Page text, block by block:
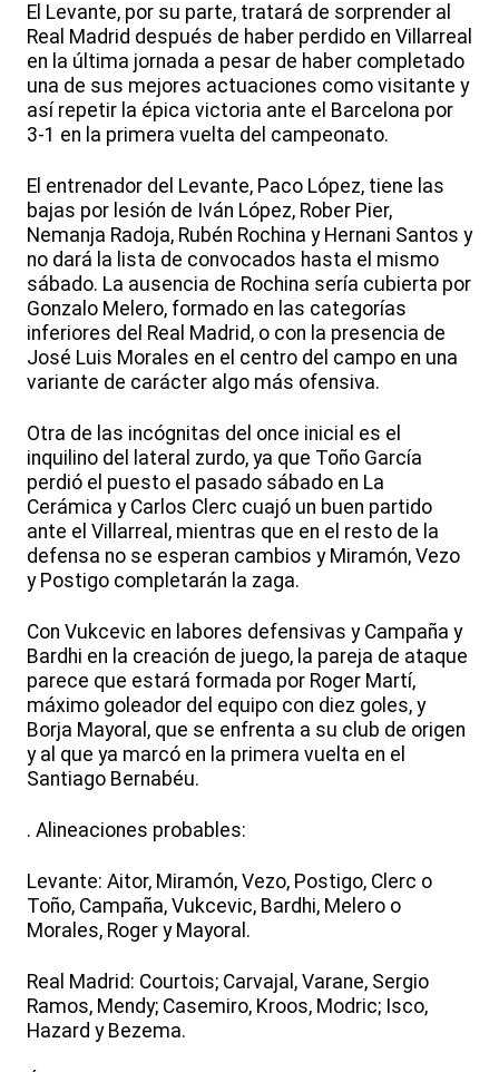
El Levante, por su parte, tratará de sorprender al
Real Madrid después de haber perdido en Villarreal
en la última jornada a pesar de haber completado
una de sus mejores actuaciones como visitante y
así repetir la épica victoria ante el Barcelona por
3-1 en la primera vuelta del campeonato.
El entrenador del Levante, Paco López, tiene las
bajas por lesión de Iván López, Rober Pier,
Nemanja Radoja, Rubén Rochina y Hernani Santos y
no dará la lista de convocados hasta el mismo
sábado. La ausencia de Rochina sería cubierta por
Gonzalo Melero, formado en las categorías
inferiores del Real Madrid, o con la presencia de
José Luis Morales en el centro del campo en una
variante de carácter algo más ofensiva.
Otra de las incógnitas del once inicial es el
inquilino del lateral zurdo, ya que Toño García
perdió el puesto el pasado sábado en La
Cerámica y Carlos Clerc cuajó un buen partido
ante el Villarreal, mientras que en el resto de la
defensa no se esperan cambios y Miramón, Vezo
y Postigo completarán la zaga.
Con Vukcevic en labores defensivas y Campaña y
Bardhi en la creación de juego, la pareja de ataque
parece que estará formada por Roger Martí,
máximo goleador del equipo con diez goles, y
Borja Mayoral, que se enfrenta a su club de origen
y al que ya marcó en la primera vuelta en el
Santiago Bernabéu.
. Alineaciones probables:
Levante: Aitor, Miramón, Vezo, Postigo, Clerc o
Toño, Campaña, Vukcevic, Bardhi, Melero o
Morales, Roger y Mayoral.
Real Madrid: Courtois; Carvajal, Varane, Sergio
Ramos, Mendy; Casemiro, Kroos, Modric; Isco,
Hazard y Bezema.